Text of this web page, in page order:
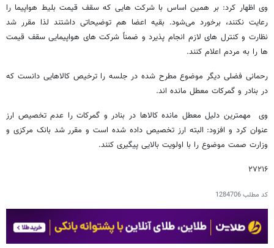
وی اظهار کرد: بر همین اساس با شرکت هایی که سقف قیمت بلیط هواپیما را
رعایت نکنند، برخورد می‌شود. بقیه اعضا هم توضیحاتی داشتند لذا مقرر شد
نظارت و کنترل های لازم انجام پذیرد و ضمناً شرکت های هواپیمایی سقف قیمت
ها را به مردم اعلام کنند.
رحمانی فضلی دیگر موضوع مطرح شده در جلسه را ترخیص کالاهایی دانست که
در بنادر و گمرکات معطل مانده اند.
وی مهمترین دلیل معطل مانده کالاها در بنادر و گمرکات را عدم تخصیص ارز
عنوان کرد و افزود: البته ارز تخصیص داده شده است و مقرر شد بانک مرکزی و
وزارت صمت موضوع را با اولویت بالایی پیگیری کنند.
۲۷۲۱۶
کد مطلب1284706